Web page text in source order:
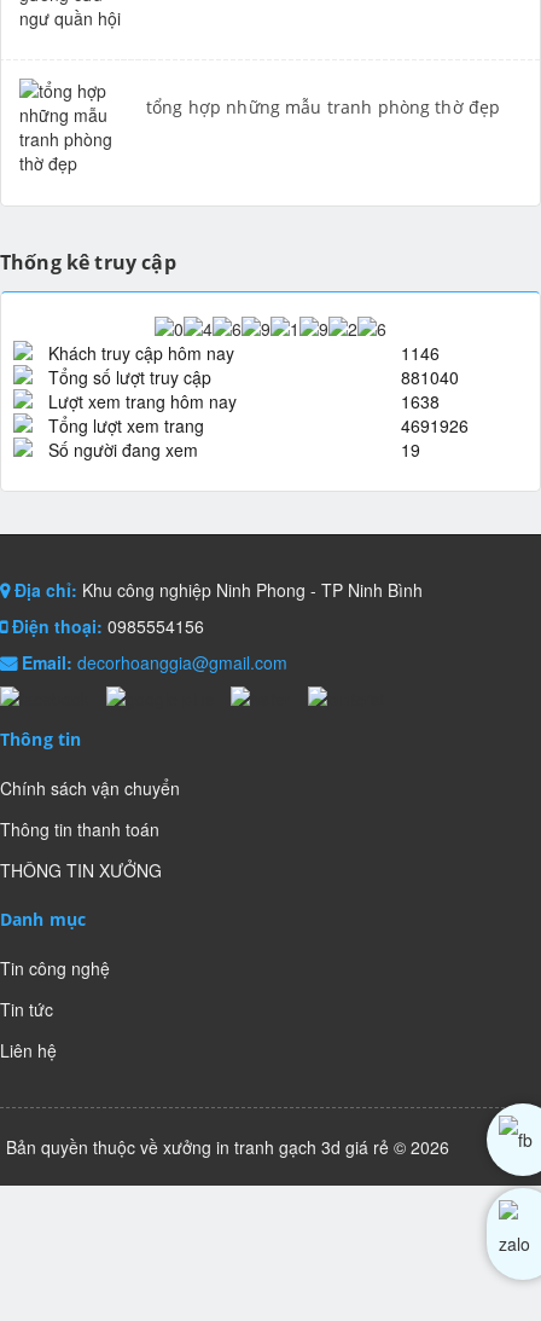
tổng hợp những mẫu tranh phòng thờ đẹp
Thống kê truy cập
Khách truy cập hôm nay
1146
Tổng số lượt truy cập
881040
Lượt xem trang hôm nay
1638
Tổng lượt xem trang
4691926
Số người đang xem
19
Địa chỉ: Khu công nghiệp Ninh Phong - TP Ninh Bình
Điện thoại: 0985554156
Email: decorhoanggia@gmail.com
Thông tin
Chính sách vận chuyển
Thông tin thanh toán
THÔNG TIN XƯỞNG
Danh mục
Tin công nghệ
Tin tức
Liên hệ
Bản quyền thuộc về xưởng in tranh gạch 3d giá rẻ © 2026